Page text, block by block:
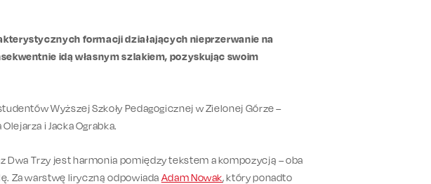
formacji działających nieprzerwanie na
idą własnym szlakiem, pozyskując swoim
Wyższej Szkoły Pedagogicznej w Zielonej Górze –
i Jacka Ograbka.
Trzy jest harmonia pomiędzy tekstem a kompozycją – oba
Za warstwę liryczną odpowiada Adam Nowak, który ponadto